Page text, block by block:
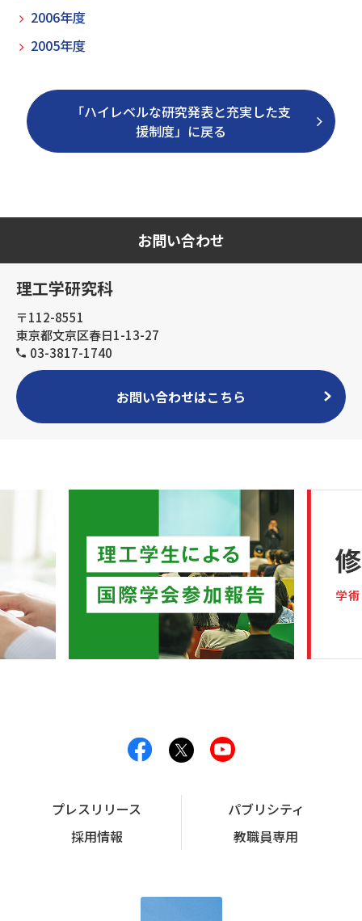
2006年度
2005年度
「ハイレベルな研究発表と充実した支
援制度」に戻る
お問い合わせ
理工学研究科
〒112-8551
東京都文京区春日1-13-27
03-3817-1740
お問い合わせはこちら
プレスリリース
パブリシティ
採用情報
教職員専用